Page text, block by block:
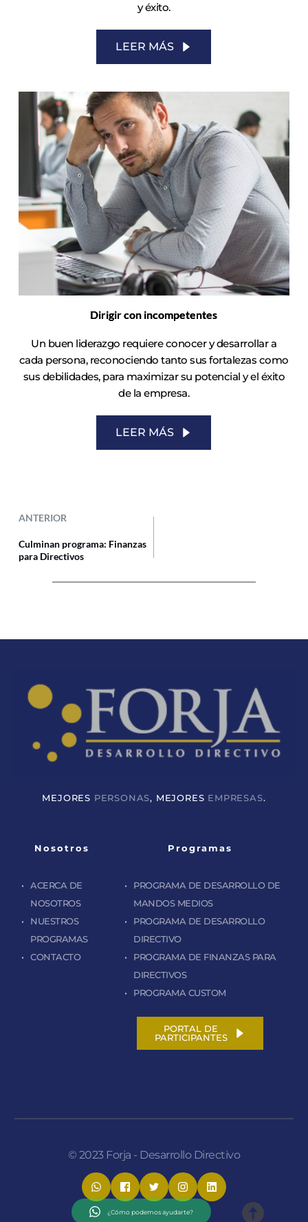
y éxito.
LEER MÁS
Dirigir con incompetentes
Un buen liderazgo requiere conocer y desarrollar a
cada persona, reconociendo tanto sus fortalezas como
sus debilidades, para maximizar su potencial y el éxito
de la empresa.
LEER MÁS
ANTERIOR
Culminan programa: Finanzas
para Directivos
MEJORES PERSONAS, MEJORES EMPRESAS.
Nosotros
ACERCA DE
NOSOTROS
NUESTROS
PROGRAMAS
CONTACTO
Programas
PROGRAMA DE DESARROLLO DE
MANDOS MEDIOS
PROGRAMA DE DESARROLLO
DIRECTIVO
PROGRAMA DE FINANZAS PARA
DIRECTIVOS
PROGRAMA CUSTOM
PORTAL DE
PARTICIPANTES
¿Cómo podemos ayudarte?
© 2023 Forja - Desarrollo Directivo